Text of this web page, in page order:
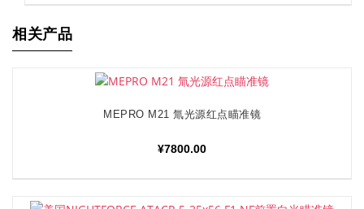
相关产品
加入购物车
MEPRO M21 氚光源红点瞄准镜
¥7800.00